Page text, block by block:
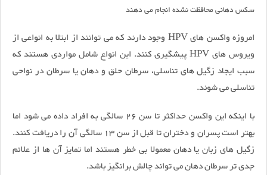
سکس دهانی محافظت نشده انجام می دهند
امروزه واکسن های HPV وجود دارند که می توانند از ابتلا به انواعی از
ویروس های HPV پیشگیری کنند. این انواع شامل مواردی هستند که
سبب ایجاد زگیل های تناسلی، سرطان حلق و دهان یا سرطان در نواحی
تناسلی می شوند.
با اینکه این واکسن حداکثر تا سن 26 سالگی به افراد داده می شود اما
بهتر است پسران و دختران تا قبل از سن 13 سالگی آن را دریافت کنند.
زگیل های زبان یا دهان معمولا بی خطر هستند اما تمایز آن ها از علائم
جدی تر سرطان دهان می تواند چالش برانگیز باشد.